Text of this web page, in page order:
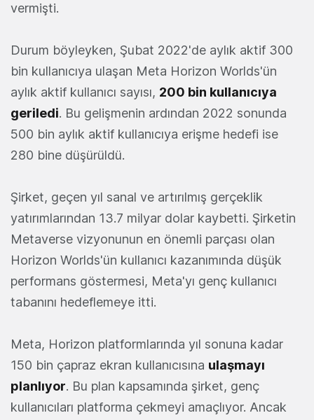
vermişti.
Durum böyleyken, Şubat 2022'de aylık aktif 300
bin kullanıcıya ulaşan Meta Horizon Worlds'ün
aylık aktif kullanıcı sayısı, 200 bin kullanıcıya
geriledi. Bu gelişmenin ardından 2022 sonunda
500 bin aylık aktif kullanıcıya erişme hedefi ise
280 bine düşürüldü.
Şirket, geçen yıl sanal ve artırılmış gerçeklik
yatırımlarından 13.7 milyar dolar kaybetti. Şirketin
Metaverse vizyonunun en önemli parçası olan
Horizon Worlds'ün kullanıcı kazanımında düşük
performans göstermesi, Meta'yı genç kullanıcı
tabanını hedeflemeye itti.
Meta, Horizon platformlarında yıl sonuna kadar
150 bin çapraz ekran kullanıcısına ulaşmayı
planlıyor. Bu plan kapsamında şirket, genç
kullanıcıları platforma çekmeyi amaçlıyor. Ancak